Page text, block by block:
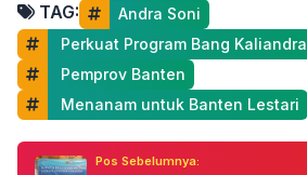
TAG:
Andra Soni
Perkuat Program Bang Kaliandra
Pemprov Banten
Menanam untuk Banten Lestari
Pos Sebelumnya: